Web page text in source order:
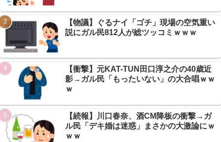
Powered by livedoor 相互RSS
【物議】ぐるナイ「ゴチ」現場の空気重い
説にガル民812人が総ツッコミｗｗｗ
【衝撃】元KAT-TUN田口淳之介の40歳近
影→ガル民「もったいない」の大合唱ｗｗ
ｗ
【続報】川口春奈、酒CM降板の衝撃→ガ
ル民「デキ婚は迷惑」まさかの大激論にｗ
ｗｗ